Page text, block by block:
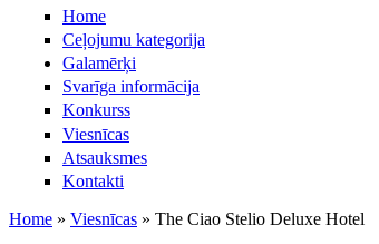
Home
Сeļojumu kategorija
Galamērķi
Svarīga informācija
Konkurss
Viesnīcas
Atsauksmes
Kontakti
Home » Viesnīcas » The Ciao Stelio Deluxe Hotel